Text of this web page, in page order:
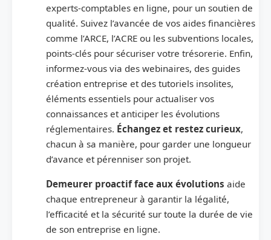
experts-comptables en ligne, pour un soutien de
qualité. Suivez l’avancée de vos aides financières
comme l’ARCE, l’ACRE ou les subventions locales,
points-clés pour sécuriser votre trésorerie. Enfin,
informez-vous via des webinaires, des guides
création entreprise et des tutoriels insolites,
éléments essentiels pour actualiser vos
connaissances et anticiper les évolutions
réglementaires. Échangez et restez curieux,
chacun à sa manière, pour garder une longueur
d’avance et pérenniser son projet.
Demeurer proactif face aux évolutions aide
chaque entrepreneur à garantir la légalité,
l’efficacité et la sécurité sur toute la durée de vie
de son entreprise en ligne.